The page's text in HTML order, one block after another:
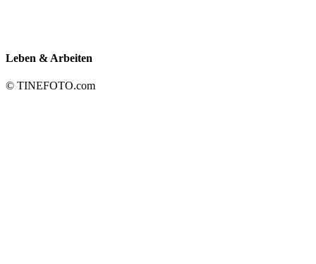
Leben & Arbeiten
© TINEFOTO.com